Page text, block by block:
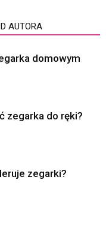
AUTORA
domowym
zegarka do ręki?
zegarki?